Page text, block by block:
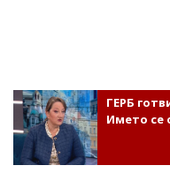
ГЕРБ
Името се